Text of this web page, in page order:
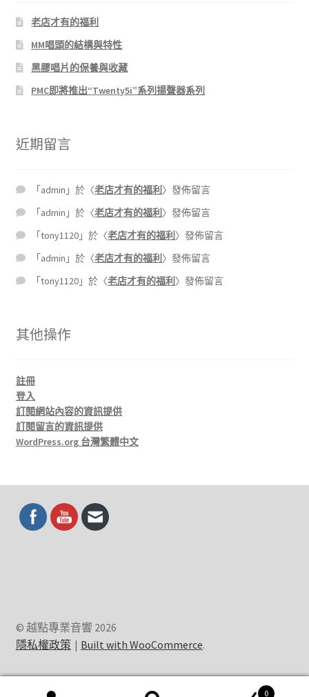
老店才有的福利
MM唱頭的結構與特性
黑膠唱片的保養與收藏
PMC即將推出“Twenty5i”系列揚聲器系列
近期留言
「admin 」於〈老店才有的福利 〉發佈留言
「admin 」於〈老店才有的福利 〉發佈留言
「tony1120 」於〈老店才有的福利 〉發佈留言
「admin 」於〈老店才有的福利 〉發佈留言
「tony1120 」於〈老店才有的福利 〉發佈留言
其他操作
註冊
登入
訂閱網站內容的資訊提供
訂閱留言的資訊提供
WordPress.org 台灣繁體中文
© 越點專業音響 2026
隱私權政策
Built with WooCommerce.
0